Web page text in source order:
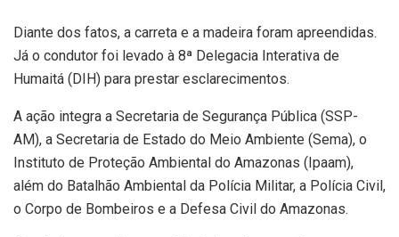
Diante dos fatos, a carreta e a madeira foram apreendidas.
Já o condutor foi levado à 8ª Delegacia Interativa de
Humaitá (DIH) para prestar esclarecimentos.
A ação integra a Secretaria de Segurança Pública (SSP-
AM), a Secretaria de Estado do Meio Ambiente (Sema), o
Instituto de Proteção Ambiental do Amazonas (Ipaam),
além do Batalhão Ambiental da Polícia Militar, a Polícia Civil,
o Corpo de Bombeiros e a Defesa Civil do Amazonas.